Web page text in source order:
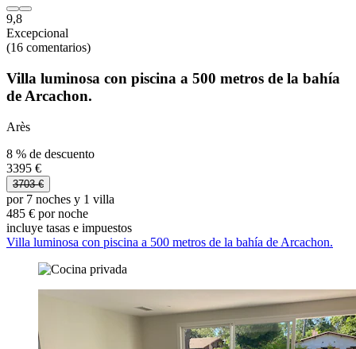
9,8
Excepcional
(16 comentarios)
Villa luminosa con piscina a 500 metros de la bahía
de Arcachon.
Arès
8 % de descuento
3395 €
3703 €
por 7 noches y 1 villa
485 € por noche
incluye tasas e impuestos
Villa luminosa con piscina a 500 metros de la bahía de Arcachon.